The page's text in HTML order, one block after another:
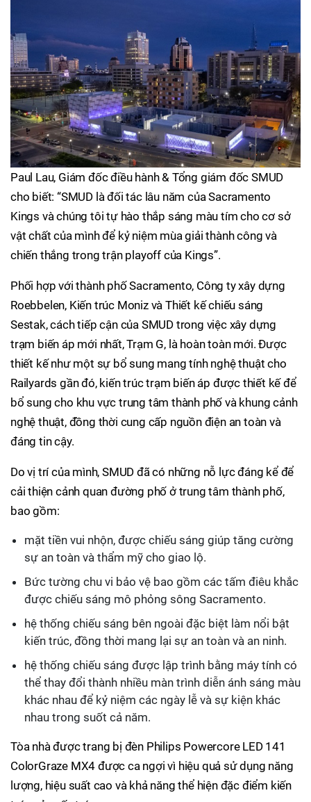
Paul Lau, Giám đốc điều hành & Tổng giám đốc SMUD
cho biết: “SMUD là đối tác lâu năm của Sacramento
Kings và chúng tôi tự hào thắp sáng màu tím cho cơ sở
vật chất của mình để kỷ niệm mùa giải thành công và
chiến thắng trong trận playoff của Kings”.
Phối hợp với thành phố Sacramento, Công ty xây dựng
Roebbelen, Kiến trúc Moniz và Thiết kế chiếu sáng
Sestak, cách tiếp cận của SMUD trong việc xây dựng
trạm biến áp mới nhất, Trạm G, là hoàn toàn mới. Được
thiết kế như một sự bổ sung mang tính nghệ thuật cho
Railyards gần đó, kiến trúc trạm biến áp được thiết kế để
bổ sung cho khu vực trung tâm thành phố và khung cảnh
nghệ thuật, đồng thời cung cấp nguồn điện an toàn và
đáng tin cậy.
Do vị trí của mình, SMUD đã có những nỗ lực đáng kể để
cải thiện cảnh quan đường phố ở trung tâm thành phố,
bao gồm:
mặt tiền vui nhộn, được chiếu sáng giúp tăng cường
sự an toàn và thẩm mỹ cho giao lộ.
Bức tường chu vi bảo vệ bao gồm các tấm điêu khắc
được chiếu sáng mô phỏng sông Sacramento.
hệ thống chiếu sáng bên ngoài đặc biệt làm nổi bật
kiến trúc, đồng thời mang lại sự an toàn và an ninh.
hệ thống chiếu sáng được lập trình bằng máy tính có
thể thay đổi thành nhiều màn trình diễn ánh sáng màu
khác nhau để kỷ niệm các ngày lễ và sự kiện khác
nhau trong suốt cả năm.
Tòa nhà được trang bị đèn Philips Powercore LED 141
ColorGraze MX4 được ca ngợi vì hiệu quả sử dụng năng
lượng, hiệu suất cao và khả năng thể hiện đặc điểm kiến